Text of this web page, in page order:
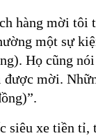
hàng mời tôi
một sự
Họ cũng
mời.
siêu xe tiền tỉ,